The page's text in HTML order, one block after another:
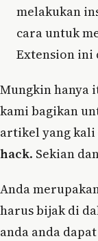
melakukan
cara untuk
Extension ini
Mungkin hanya
kami bagikan
artikel yang
hack. Sekian
Anda
harus bijak di
anda anda